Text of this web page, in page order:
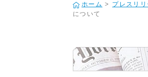
ホーム > プレスリリ
について